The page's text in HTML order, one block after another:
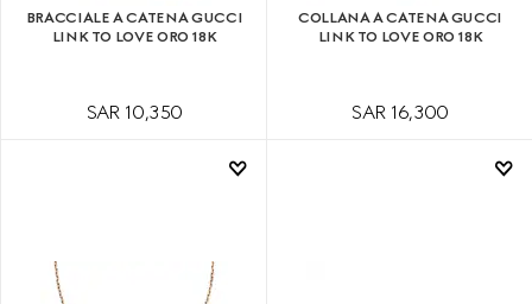
BRACCIALE A CATENA GUCCI
LINK TO LOVE ORO 18K
SAR 10,350
COLLANA A CATENA GUCCI
LINK TO LOVE ORO 18K
SAR 16,300